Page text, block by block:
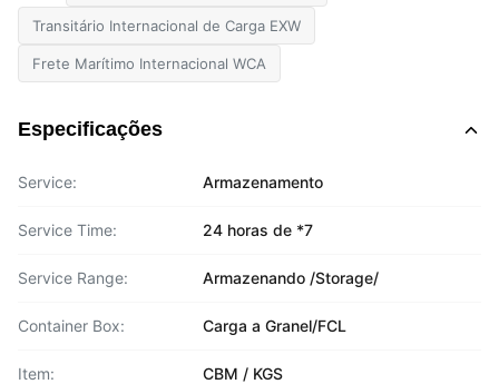
Transitário Internacional de Carga EXW
Frete Marítimo Internacional WCA
Especificações
Service: Armazenamento
Service Time: 24 horas de *7
Service Range: Armazenando /Storage/
Container Box: Carga a Granel/FCL
Item: CBM / KGS